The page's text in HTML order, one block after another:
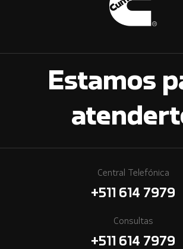
Estamos
Central Telefónica
+511 614 7979
Consultas
+511 614 7979